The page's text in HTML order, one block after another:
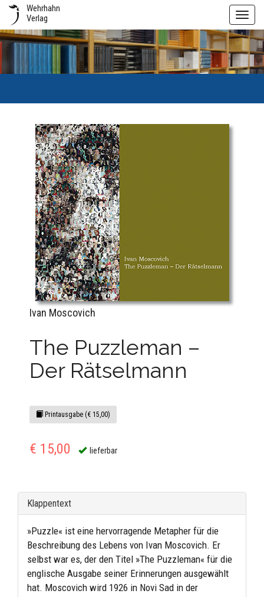
Wehrhahn
Verlag
Ivan Moscovich
The Puzzleman –
Der Rätselmann
Printausgabe (€ 15,00)
€ 15,00 lieferbar
Klappentext
»Puzzle« ist eine hervorragende Metapher für die
Beschreibung des Lebens von Ivan Moscovich. Er
selbst war es, der den Titel »The Puzzleman« für die
englische Ausgabe seiner Erinnerungen ausgewählt
hat. Moscovich wird 1926 in Novi Sad in der